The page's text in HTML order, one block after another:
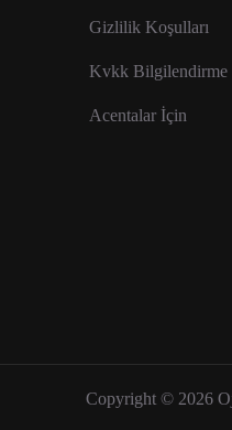
Gizlilik Koşulları
Kvkk Bilgilendirme
Acentalar İçin
Copyright © 2026